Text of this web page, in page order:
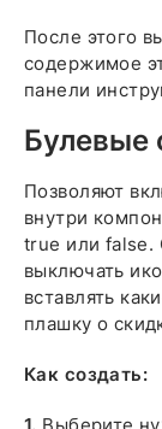
После этого
содержимое
панели
Булевые
Позволяют
внутри
true или
выключать
вставлять
плашку о
Как создать:
1. Выберите